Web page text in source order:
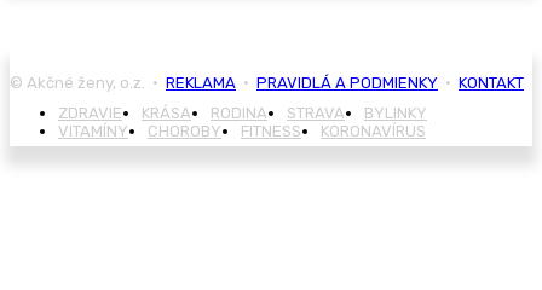
© Akčné ženy, o.z. • REKLAMA • PRAVIDLÁ A PODMIENKY • KONTAKT
ZDRAVIE
KRÁSA RODINA STRAVA
BYLINKY
VITAMÍNY
CHOROBY FITNESS KORONAVÍRUS